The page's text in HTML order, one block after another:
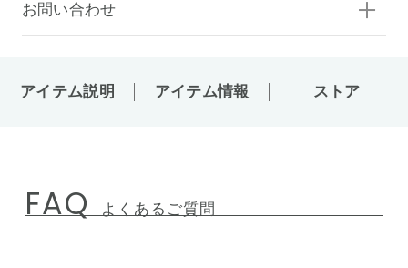
お問い合わせ
アイテム説明 アイテム情報 ストア
FAQ よくあるご質問